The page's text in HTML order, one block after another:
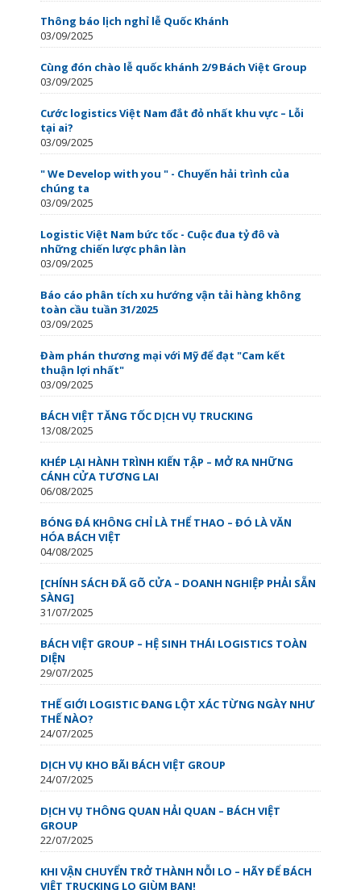
Thông báo lịch nghỉ lễ Quốc Khánh
03/09/2025
Cùng đón chào lễ quốc khánh 2/9 Bách Việt Group
03/09/2025
Cước logistics Việt Nam đắt đỏ nhất khu vực – Lỗi
tại ai?
03/09/2025
" We Develop with you " - Chuyến hải trình của
chúng ta
03/09/2025
Logistic Việt Nam bức tốc - Cuộc đua tỷ đô và
những chiến lược phân làn
03/09/2025
Báo cáo phân tích xu hướng vận tải hàng không
toàn cầu tuần 31/2025
03/09/2025
Đàm phán thương mại với Mỹ để đạt "Cam kết
thuận lợi nhất"
03/09/2025
BÁCH VIỆT TĂNG TỐC DỊCH VỤ TRUCKING
13/08/2025
KHÉP LẠI HÀNH TRÌNH KIẾN TẬP – MỞ RA NHỮNG
CÁNH CỬA TƯƠNG LAI
06/08/2025
BÓNG ĐÁ KHÔNG CHỈ LÀ THỂ THAO – ĐÓ LÀ VĂN
HÓA BÁCH VIỆT
04/08/2025
[CHÍNH SÁCH ĐÃ GÕ CỬA – DOANH NGHIỆP PHẢI SẴN
SÀNG]
31/07/2025
BÁCH VIỆT GROUP – HỆ SINH THÁI LOGISTICS TOÀN
DIỆN
29/07/2025
THẾ GIỚI LOGISTIC ĐANG LỘT XÁC TỪNG NGÀY NHƯ
THẾ NÀO?
24/07/2025
DỊCH VỤ KHO BÃI BÁCH VIỆT GROUP
24/07/2025
DỊCH VỤ THÔNG QUAN HẢI QUAN – BÁCH VIỆT
GROUP
22/07/2025
KHI VẬN CHUYỂN TRỞ THÀNH NỖI LO – HÃY ĐỂ BÁCH
VIỆT TRUCKING LO GIÙM BẠN!